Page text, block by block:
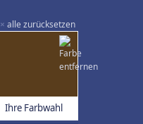
× alle zurücksetzen
Ihre Farbwahl